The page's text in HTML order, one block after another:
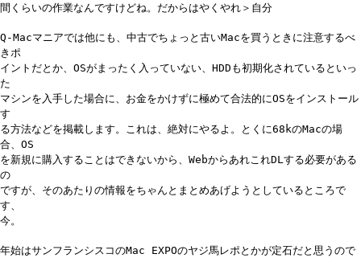
間くらいの作業なんですけどね。だからはやくやれ＞自分
Q-Macマニアでは他にも、中古でちょっと古いMacを買うときに注意するべ
きポ
イントだとか、OSがまったく入っていない、HDDも初期化されているといっ
た
マシンを入手した場合に、お金をかけずに極めて合法的にOSをインストール
す
る方法などを掲載します。これは、絶対にやるよ。とくに68kのMacの場
合、OS
を新規に購入することはできないから、WebからあれこれDLする必要がある
の
ですが、そのあたりの情報をちゃんとまとめあげようとしているところで
す、
今。
年始はサンフランシスコのMac EXPOのヤジ馬レポとかが定石だと思うので